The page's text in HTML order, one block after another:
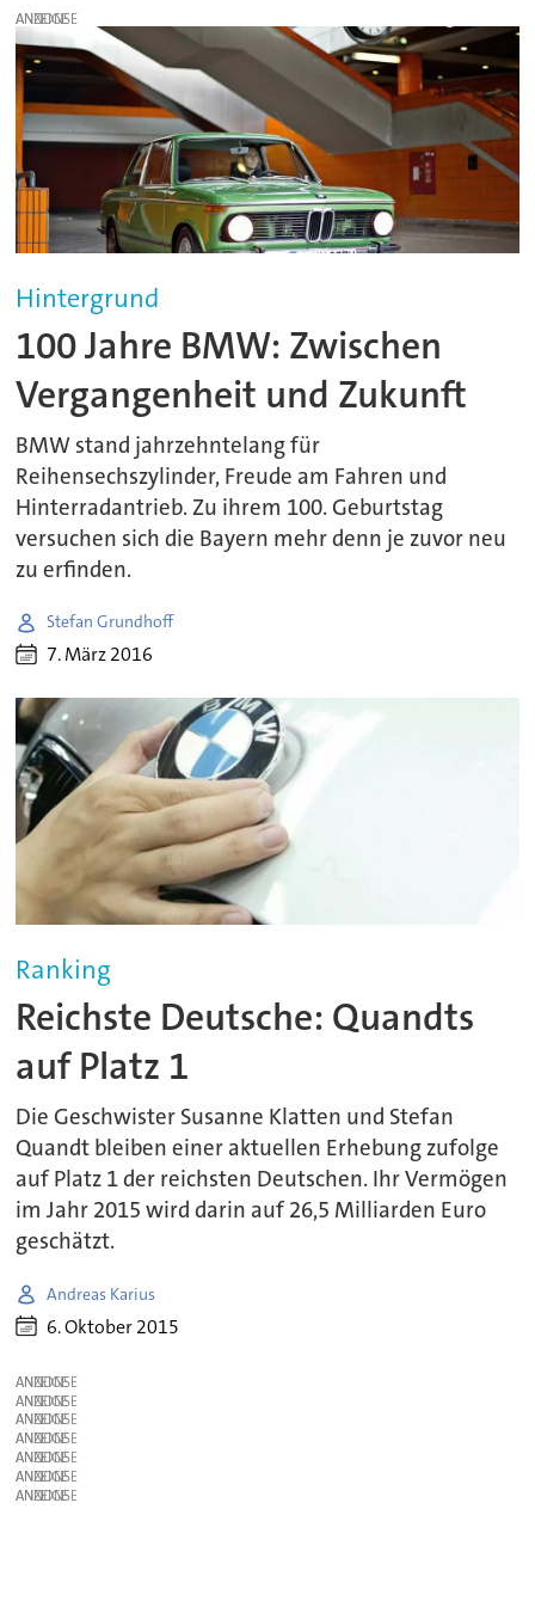
ANZEIGE
Hintergrund
100 Jahre BMW: Zwischen
Vergangenheit und Zukunft
BMW stand jahrzehntelang für
Reihensechszylinder, Freude am Fahren und
Hinterradantrieb. Zu ihrem 100. Geburtstag
versuchen sich die Bayern mehr denn je zuvor neu
zu erfinden.
Stefan Grundhoff
7. März 2016
Ranking
Reichste Deutsche: Quandts
auf Platz 1
Die Geschwister Susanne Klatten und Stefan
Quandt bleiben einer aktuellen Erhebung zufolge
auf Platz 1 der reichsten Deutschen. Ihr Vermögen
im Jahr 2015 wird darin auf 26,5 Milliarden Euro
geschätzt.
Andreas Karius
6. Oktober 2015
ANZEIGE
ANZEIGE
ANZEIGE
ANZEIGE
ANZEIGE
ANZEIGE
ANZEIGE